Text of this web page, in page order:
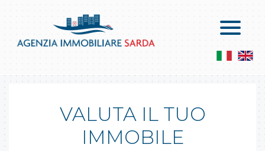
Le Ville In Vendita
Locali Commerciali E Capannoni
Lascia Una Richiesta
VALUTA IL TUO
IMMOBILE